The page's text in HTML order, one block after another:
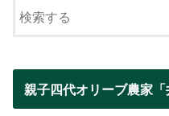
親子四代オリーブ農家「